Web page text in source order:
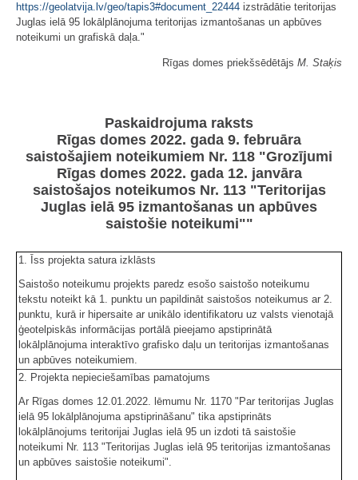
https://geolatvija.lv/geo/tapis3#document_22444 izstrādātie teritorijas
Juglas ielā 95 lokālplānojuma teritorijas izmantošanas un apbūves
noteikumi un grafiskā daļa."
Rīgas domes priekšsēdētājs M. Staķis
Paskaidrojuma raksts
Rīgas domes 2022. gada 9. februāra
saistošajiem noteikumiem Nr. 118 "Grozījumi
Rīgas domes 2022. gada 12. janvāra
saistošajos noteikumos Nr. 113 "Teritorijas
Juglas ielā 95 izmantošanas un apbūves
saistošie noteikumi""
1. Īss projekta satura izklāsts
Saistošo noteikumu projekts paredz esošo saistošo noteikumu
tekstu noteikt kā 1. punktu un papildināt saistošos noteikumus ar 2.
punktu, kurā ir hipersaite ar unikālo identifikatoru uz valsts vienotajā
ģeotelpiskās informācijas portālā pieejamo apstiprinātā
lokālplānojuma interaktīvo grafisko daļu un teritorijas izmantošanas
un apbūves noteikumiem.
2. Projekta nepieciešamības pamatojums
Ar Rīgas domes 12.01.2022. lēmumu Nr. 1170 "Par teritorijas Juglas
ielā 95 lokālplānojuma apstiprināšanu" tika apstiprināts
lokālplānojums teritorijai Juglas ielā 95 un izdoti tā saistošie
noteikumi Nr. 113 "Teritorijas Juglas ielā 95 teritorijas izmantošanas
un apbūves saistošie noteikumi".